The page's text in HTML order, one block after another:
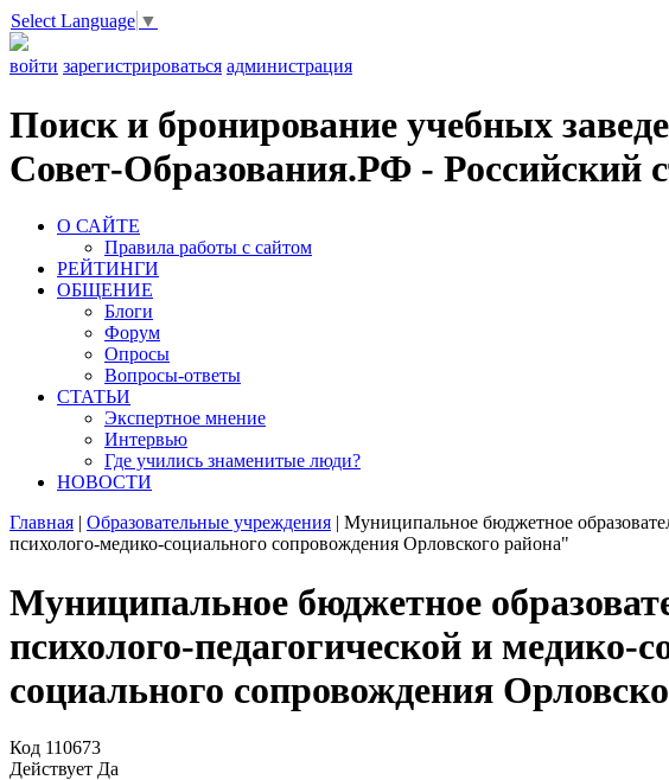
Select Language ▼
войти зарегистрироваться администрация
Поиск и бронирование учебных
Совет-Образования.РФ - Российский
О САЙТЕ
Правила работы с сайтом
РЕЙТИНГИ
ОБЩЕНИЕ
Блоги
Форум
Опросы
Вопросы-ответы
СТАТЬИ
Экспертное мнение
Интервью
Где учились знаменитые люди?
НОВОСТИ
Главная | Образовательные учреждения | Муниципальное бюджетное
психолого-медико-социального сопровождения Орловского района"
Муниципальное бюджетное
психолого-педагогической и
социального сопровождения
Код 110673
Действует Да